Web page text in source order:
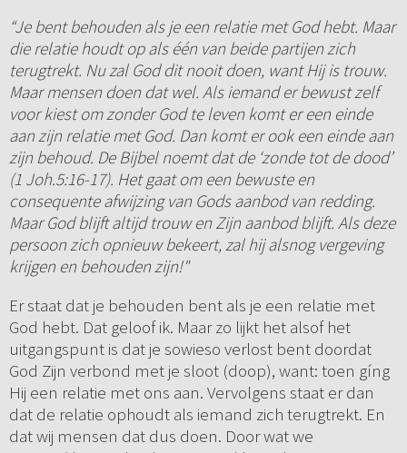
“Je bent behouden als je een relatie met God hebt. Maar
die relatie houdt op als één van beide partijen zich
terugtrekt. Nu zal God dit nooit doen, want Hij is trouw.
Maar mensen doen dat wel. Als iemand er bewust zelf
voor kiest om zonder God te leven komt er een einde
aan zijn relatie met God. Dan komt er ook een einde aan
zijn behoud. De Bijbel noemt dat de ‘zonde tot de dood’
(1 Joh.5:16-17). Het gaat om een bewuste en
consequente afwijzing van Gods aanbod van redding.
Maar God blijft altijd trouw en Zijn aanbod blijft. Als deze
persoon zich opnieuw bekeert, zal hij alsnog vergeving
krijgen en behouden zijn!"
Er staat dat je behouden bent als je een relatie met
God hebt. Dat geloof ik. Maar zo lijkt het alsof het
uitgangspunt is dat je sowieso verlost bent doordat
God Zijn verbond met je sloot (doop), want: toen gíng
Hij een relatie met ons aan. Vervolgens staat er dan
dat de relatie ophoudt als iemand zich terugtrekt. En
dat wij mensen dat dus doen. Door wat we